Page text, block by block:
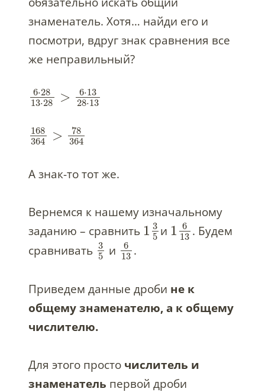
знаменатель. Хотя… найди его и
посмотри, вдруг знак сравнения все
же неправильный?
6⋅28
13⋅28 > 6⋅13
28⋅13
168
364
>
78
364
А знак-то тот же.
Вернемся к нашему изначальному
заданию – сравнить 1 3
5 и 1 6
13 . Будем
сравнивать 3
5 и
6
13 .
Приведем данные дроби не к
общему знаменателю, а к общему
числителю.
Для этого просто числитель и
знаменатель первой дроби